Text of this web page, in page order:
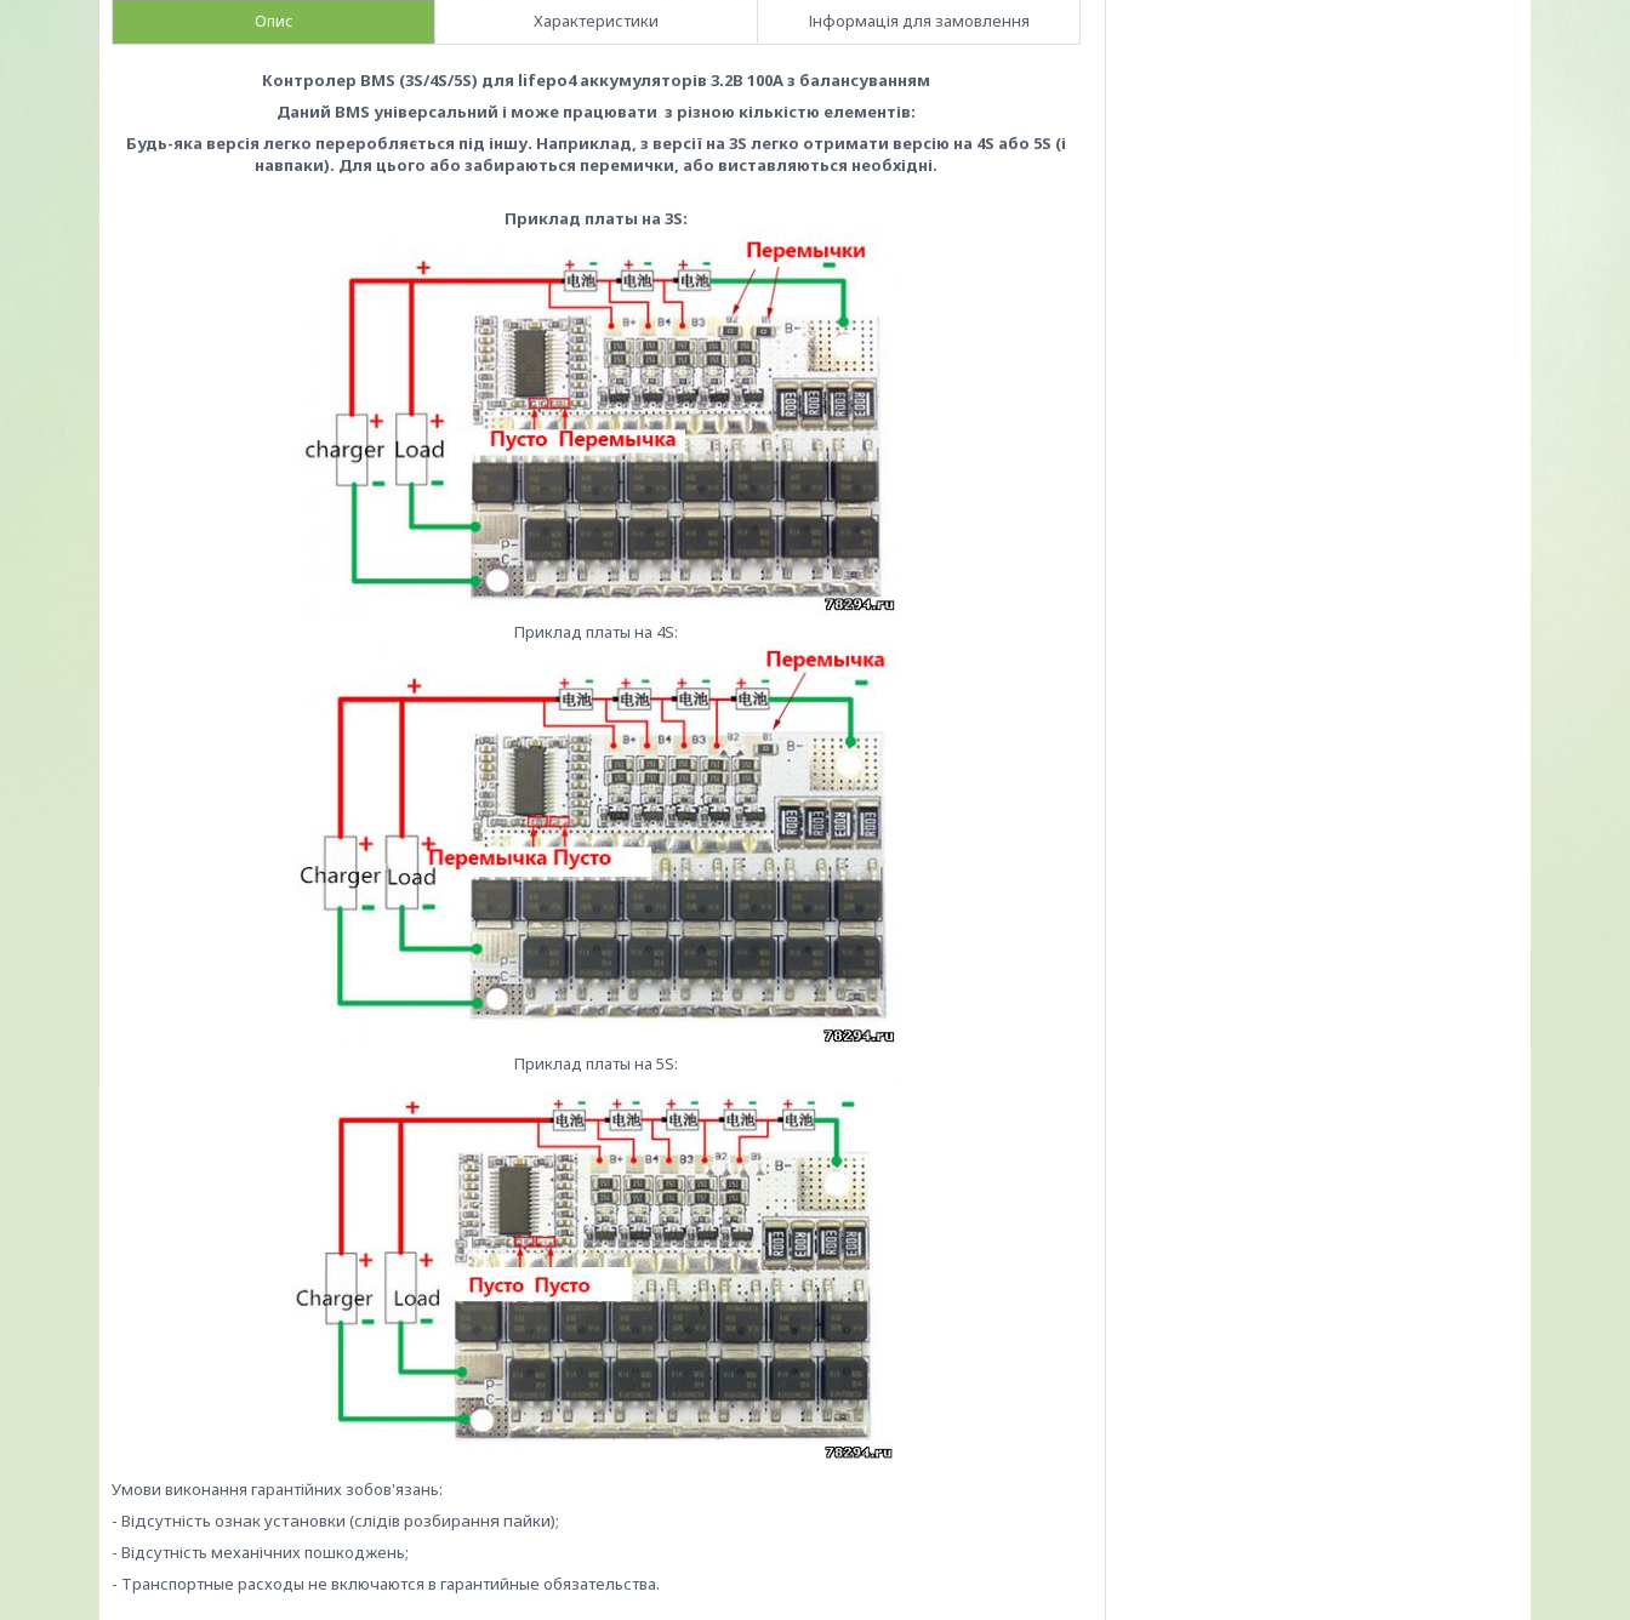
Опис
Характеристики Інформація для замовлення
Контролер BMS (3S/4S/5S) для lifepo4 аккумуляторів 3.2В 100А з балансуванням
Даний BMS універсальний і може працювати з різною кількістю елементів:
Будь-яка версія легко переробляється під іншу. Наприклад, з версії на 3S легко отримати версію на 4S або 5S (і
навпаки). Для цього або забираються перемички, або виставляються необхідні.
Приклад платы на 3S:
Приклад платы на 4S:
Приклад платы на 5S:
Умови виконання гарантійних зобов'язань:
- Відсутність ознак установки (слідів розбирання пайки);
- Відсутність механічних пошкоджень;
- Транспортные расходы не включаются в гарантийные обязательства.